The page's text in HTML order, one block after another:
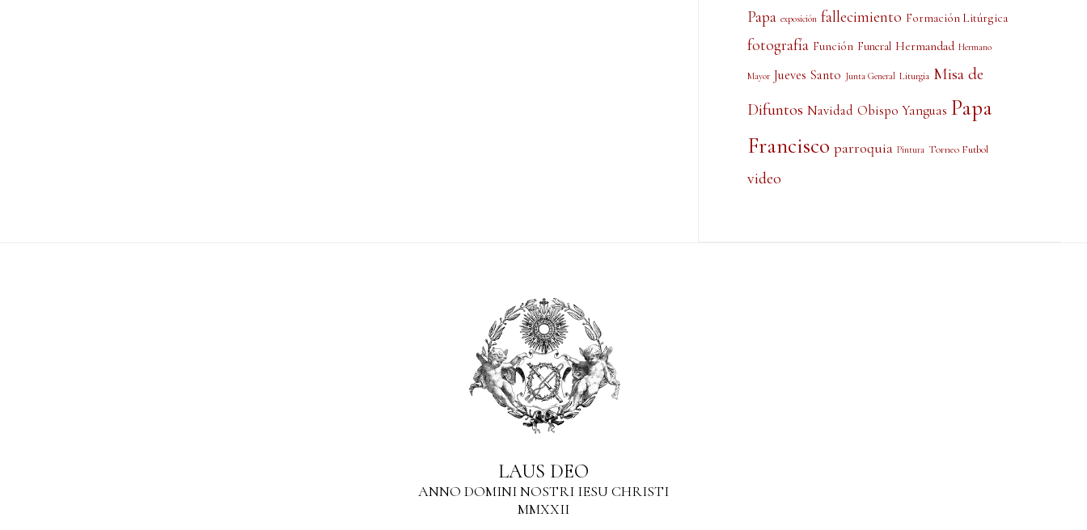
Papa exposición fallecimiento Formación Litúrgica
fotografía Función Funeral Hermandad Hermano
Mayor Jueves Santo Junta General Liturgia Misa de
Difuntos Navidad Obispo Yanguas Papa
Francisco parroquia Pintura Torneo Futbol
video
LAUS DEO
ANNO DOMINI NOSTRI IESU CHRISTI
MMXXII